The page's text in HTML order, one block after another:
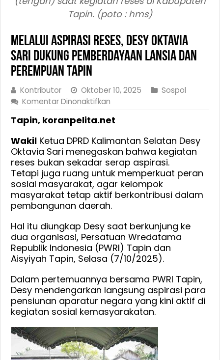
Tapin. (poto : hms)
Melalui Aspirasi Reses, Desy Oktavia
Sari Dukung Pemberdayaan Lansia dan
Perempuan Tapin
Kontributor Oktober 10, 2025
Sospol
Komentar Dinonaktifkan
Aspirasi
Desy
Oktavia
Sari
Dukung
Pemberdayaan
Perempuan
Tapin
Tapin, koranpelita.net
Wakil Ketua DPRD Kalimantan Selatan Desy
Oktavia Sari menegaskan bahwa kegiatan
reses bukan sekadar serap aspirasi.
Tetapi juga ruang untuk memperkuat peran
sosial masyarakat, agar kelompok
masyarakat tetap aktif berkontribusi dalam
pembangunan daerah.
Hal itu diungkap Desy saat berkunjung ke
dua organisasi, Persatuan Wredatama
Republik Indonesia (PWRI) Tapin dan
Aisyiyah Tapin, Selasa (7/10/2025).
Dalam pertemuannya bersama PWRI Tapin,
Desy mendengarkan langsung aspirasi para
pensiunan aparatur negara yang kini aktif di
kegiatan sosial kemasyarakatan.